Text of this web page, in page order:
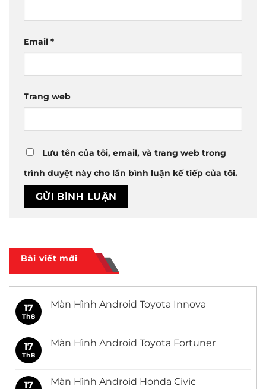
Email *
Trang web
Lưu tên của tôi, email, và trang web trong
trình duyệt này cho lần bình luận kế tiếp của tôi.
Bài viết mới
17
Th8
Màn Hình Android Toyota Innova
luận
ở
Toyota
Innova
17
Th8
Màn Hình Android Toyota Fortuner
luận
ở
17 Màn Hình Android Honda Civic